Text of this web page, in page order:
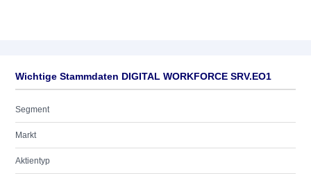
Wichtige Stammdaten DIGITAL WORKFORCE SRV.EO1
Segment
Markt
Aktientyp